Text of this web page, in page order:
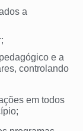
a
e a
controlando
em todos